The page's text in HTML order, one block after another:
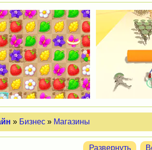
» Бизнес» Магазины
Развернуть